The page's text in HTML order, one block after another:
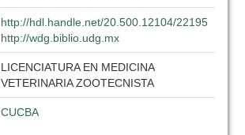
http://hdl.handle.net/20.500.12104/22195
http://wdg.biblio.udg.mx
LICENCIATURA EN MEDICINA
VETERINARIA ZOOTECNISTA
CUCBA